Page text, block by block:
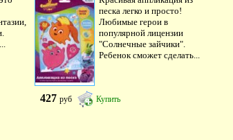
песка легко и просто!
Любимые герои в
популярной лицензии
"Солнечные зайчики".
Ребенок сможет сделать...
427руб Купить